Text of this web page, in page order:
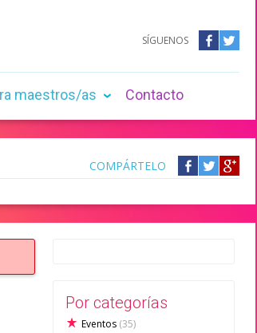
SÍGUENOS
maestros/as Contacto
COMPÁRTELO
Compártelo
Facebook
Compártelo
Twitter
Compártelo
Google
Por categorías
Eventos (35)